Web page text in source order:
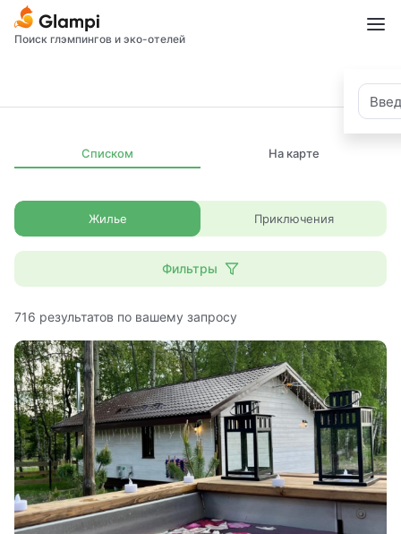
Поиск глэмпингов и эко-отелей
Списком На карте
Жилье Приключения
Фильтры
716 результатов по вашему запросу